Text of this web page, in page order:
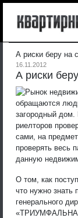
А риски беру на
16.11.2012
А риски
обращаются
загородный дом.
риелторов
сами, на
проверять весь
данную
О том, как
что нужно знать
генерального